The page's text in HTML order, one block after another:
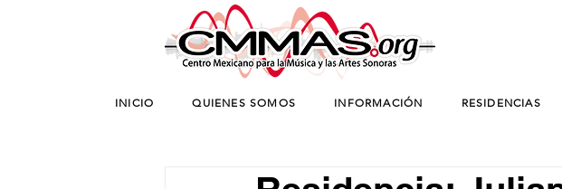
INICIO QUIENES SOMOS INFORMACIÓN RESIDENCIAS